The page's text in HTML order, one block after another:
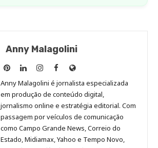
Anny Malagolini
Anny
Malagolini
no
Pinterest
Anny
Malagolini
no
LinkedIn
Anny
Malagolini
no
Instagram
Anny
Malagolini
no
Facebook
Site
de
Anny
Malagolini
Anny Malagolini é jornalista especializada
em produção de conteúdo digital,
jornalismo online e estratégia editorial. Com
passagem por veículos de comunicação
como Campo Grande News, Correio do
Estado, Midiamax, Yahoo e Tempo Novo,